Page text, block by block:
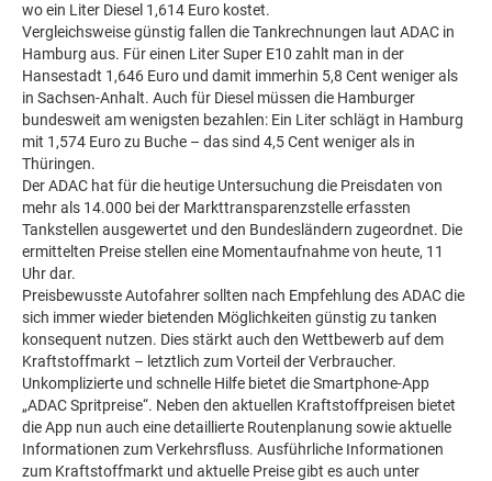
wo ein Liter Diesel 1,614 Euro kostet.
Vergleichsweise günstig fallen die Tankrechnungen laut ADAC in
Hamburg aus. Für einen Liter Super E10 zahlt man in der
Hansestadt 1,646 Euro und damit immerhin 5,8 Cent weniger als
in Sachsen-Anhalt. Auch für Diesel müssen die Hamburger
bundesweit am wenigsten bezahlen: Ein Liter schlägt in Hamburg
mit 1,574 Euro zu Buche – das sind 4,5 Cent weniger als in
Thüringen.
Der ADAC hat für die heutige Untersuchung die Preisdaten von
mehr als 14.000 bei der Markttransparenzstelle erfassten
Tankstellen ausgewertet und den Bundesländern zugeordnet. Die
ermittelten Preise stellen eine Momentaufnahme von heute, 11
Uhr dar.
Preisbewusste Autofahrer sollten nach Empfehlung des ADAC die
sich immer wieder bietenden Möglichkeiten günstig zu tanken
konsequent nutzen. Dies stärkt auch den Wettbewerb auf dem
Kraftstoffmarkt – letztlich zum Vorteil der Verbraucher.
Unkomplizierte und schnelle Hilfe bietet die Smartphone-App
„ADAC Spritpreise“. Neben den aktuellen Kraftstoffpreisen bietet
die App nun auch eine detaillierte Routenplanung sowie aktuelle
Informationen zum Verkehrsfluss. Ausführliche Informationen
zum Kraftstoffmarkt und aktuelle Preise gibt es auch unter